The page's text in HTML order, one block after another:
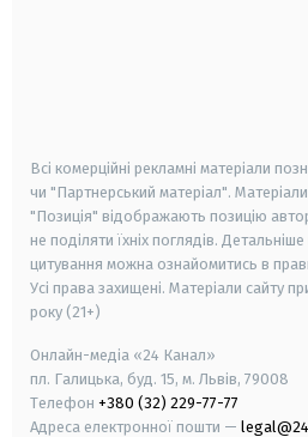
Всі комерційні рекламні матеріали
чи "Партнерський матеріал".
"Позиція" відображають позицію
не поділяти їхніх поглядів.
цитування можна ознайомитись в
Усі права захищені. Матеріали сайту
року (21+)
Онлайн-медіа «24 Канал»
пл. Галицька, буд. 15, м. Львів, 79008
Телефон +380 (32) 229-77-77
Адреса електронної пошти —